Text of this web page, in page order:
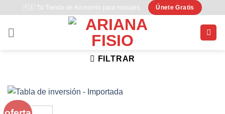
contenido
🇵🇪 Tu Tienda de Accesorio para masajes. Únete Gratis
FILTRAR